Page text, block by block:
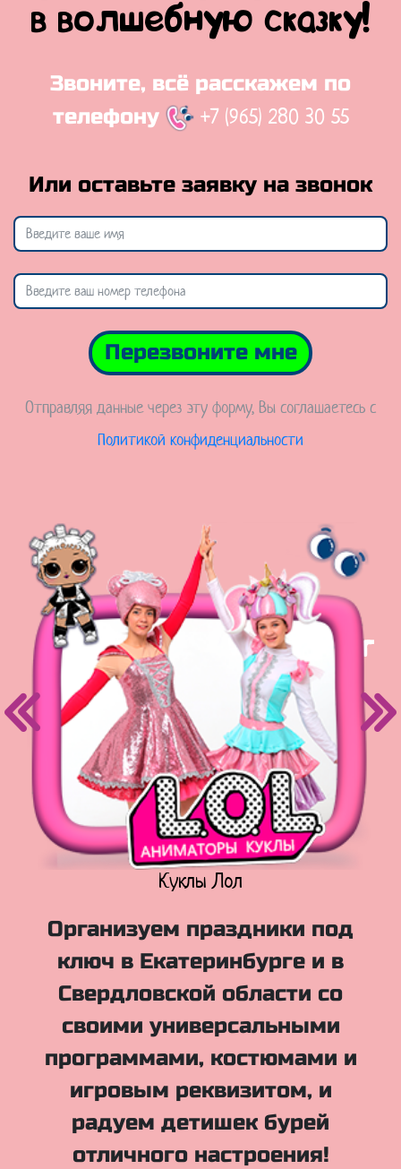
в волшебную сказку!
Звоните, всё расскажем по
телефону
+7 (965) 280 30 55
Или оставьте заявку на звонок
Перезвоните мне
Отправляя данные через эту форму, Вы соглашаетесь с
Политикой конфиденциальности
Куклы Лол
Организуем праздники под
ключ в Екатеринбурге и в
Свердловской области со
своими универсальными
программами, костюмами и
игровым реквизитом, и
радуем детишек бурей
отличного настроения!